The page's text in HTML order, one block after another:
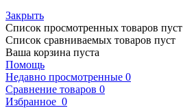
Закрыть
Список просмотренных товаров пуст
Список сравниваемых товаров пуст
Ваша корзина пуста
Помощь
Недавно просмотренные 0
Сравнение товаров 0
Избранное 0